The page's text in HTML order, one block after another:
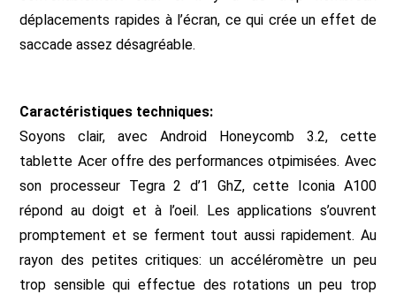
déplacements rapides à l’écran, ce qui crée un effet de
saccade assez désagréable.
Caractéristiques techniques:
Soyons clair, avec Android Honeycomb 3.2, cette
tablette Acer offre des performances otpimisées. Avec
son processeur Tegra 2 d’1 GhZ, cette Iconia A100
répond au doigt et à l’oeil. Les applications s’ouvrent
promptement et se ferment tout aussi rapidement. Au
rayon des petites critiques: un accéléromètre un peu
trop sensible qui effectue des rotations un peu trop